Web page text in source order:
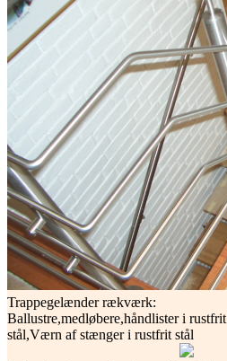
Trappegelænder rækværk:
Ballustre,medløbere,håndlister i rustfrit
stål,Værn af stænger i rustfrit stål